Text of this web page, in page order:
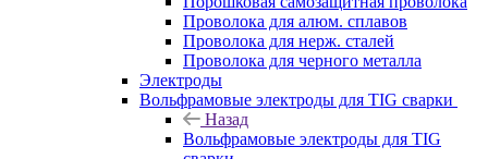
Проволока для алюм. сплавов
Проволока для нерж. сталей
Проволока для черного металла
Электроды
Вольфрамовые электроды для TIG сварки
Назад
Вольфрамовые электроды для TIG